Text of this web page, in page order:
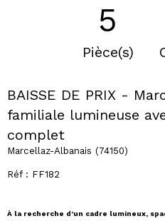
5
Pièce(s)
BAISSE DE PRIX -
familiale lumineuse
complet
Marcellaz-Albanais (74150)
Réf : FF182
À la recherche d’un cadre lumineux,